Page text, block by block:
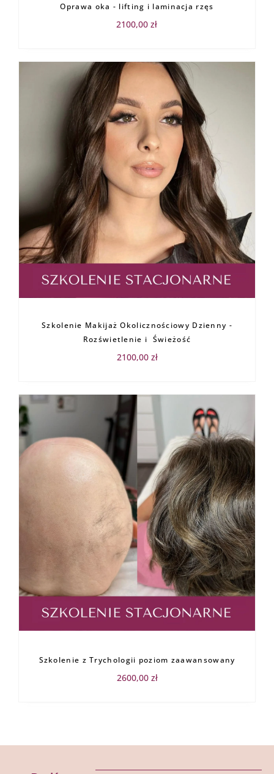
Oprawa oka - lifting i laminacja rzęs
2100,00zł
Szkolenie Makijaż Okolicznościowy Dzienny -
Rozświetlenie i Świeżość
2100,00 zł
Szkolenie z Trychologii poziom zaawansowany
2600,00 zł